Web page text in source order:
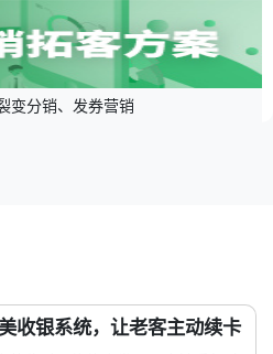
变分销、发券营销
收银系统，让老客主动续卡